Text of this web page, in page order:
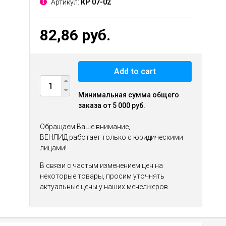
Артикул: КР 07-02
82,86 руб.
Add to cart
Минимальная сумма общего
заказа от 5 000 руб.
Обращаем Ваше внимание,
ВЕНЛИД работает только с юридическими
лицами!
В связи с частым изменением цен на
некоторые товары, просим уточнять
актуальные цены у наших менеджеров